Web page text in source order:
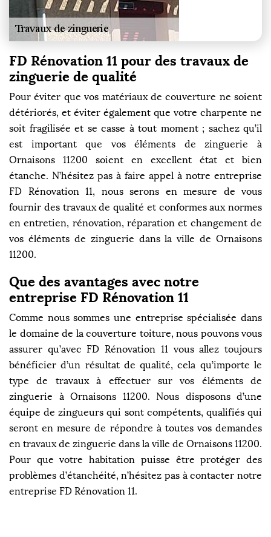
FD Rénovation 11 pour des travaux de
zinguerie de qualité
Pour éviter que vos matériaux de couverture ne soient
détériorés, et éviter également que votre charpente ne
soit fragilisée et se casse à tout moment ; sachez qu’il
est important que vos éléments de zinguerie à
Ornaisons 11200 soient en excellent état et bien
étanche. N’hésitez pas à faire appel à notre entreprise
FD Rénovation 11, nous serons en mesure de vous
fournir des travaux de qualité et conformes aux normes
en entretien, rénovation, réparation et changement de
vos éléments de zinguerie dans la ville de Ornaisons
11200.
Que des avantages avec notre
entreprise FD Rénovation 11
Comme nous sommes une entreprise spécialisée dans
le domaine de la couverture toiture, nous pouvons vous
assurer qu’avec FD Rénovation 11 vous allez toujours
bénéficier d’un résultat de qualité, cela qu’importe le
type de travaux à effectuer sur vos éléments de
zinguerie à Ornaisons 11200. Nous disposons d’une
équipe de zingueurs qui sont compétents, qualifiés qui
seront en mesure de répondre à toutes vos demandes
en travaux de zinguerie dans la ville de Ornaisons 11200.
Pour que votre habitation puisse être protéger des
problèmes d’étanchéité, n’hésitez pas à contacter notre
entreprise FD Rénovation 11.